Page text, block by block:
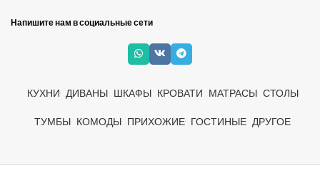
Напишите нам в социальные сети
КУХНИ ДИВАНЫ ШКАФЫ КРОВАТИ МАТРАСЫ СТОЛЫ
ТУМБЫ КОМОДЫ ПРИХОЖИЕ ГОСТИНЫЕ ДРУГОЕ